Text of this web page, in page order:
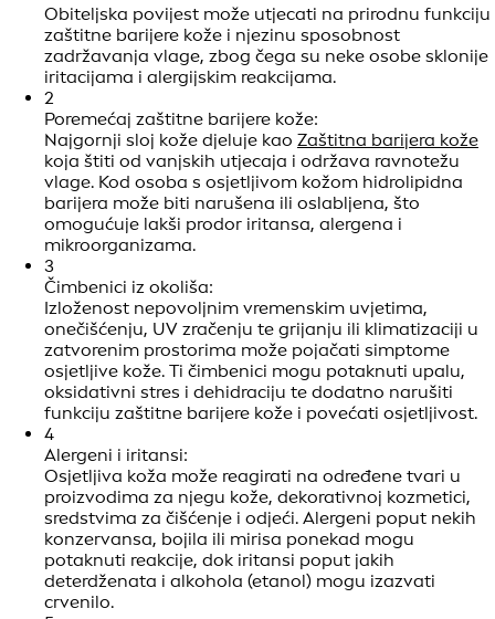
Obiteljska povijest može utjecati na prirodnu funkciju
zaštitne barijere kože i njezinu sposobnost
zadržavanja vlage, zbog čega su neke osobe sklonije
iritacijama i alergijskim reakcijama.
2
Poremećaj zaštitne barijere kože:
Najgornji sloj kože djeluje kao Zaštitna barijera kože
koja štiti od vanjskih utjecaja i održava ravnotežu
vlage. Kod osoba s osjetljivom kožom hidrolipidna
barijera može biti narušena ili oslabljena, što
omogućuje lakši prodor iritansa, alergena i
mikroorganizama.
3
Čimbenici iz okoliša:
Izloženost nepovoljnim vremenskim uvjetima,
onečišćenju, UV zračenju te grijanju ili klimatizaciji u
zatvorenim prostorima može pojačati simptome
osjetljive kože. Ti čimbenici mogu potaknuti upalu,
oksidativni stres i dehidraciju te dodatno narušiti
funkciju zaštitne barijere kože i povećati osjetljivost.
4
Alergeni i iritansi:
Osjetljiva koža može reagirati na određene tvari u
proizvodima za njegu kože, dekorativnoj kozmetici,
sredstvima za čišćenje i odjeći. Alergeni poput nekih
konzervansa, bojila ili mirisa ponekad mogu
potaknuti reakcije, dok iritansi poput jakih
deterdženata i alkohola (etanol) mogu izazvati
crvenilo.